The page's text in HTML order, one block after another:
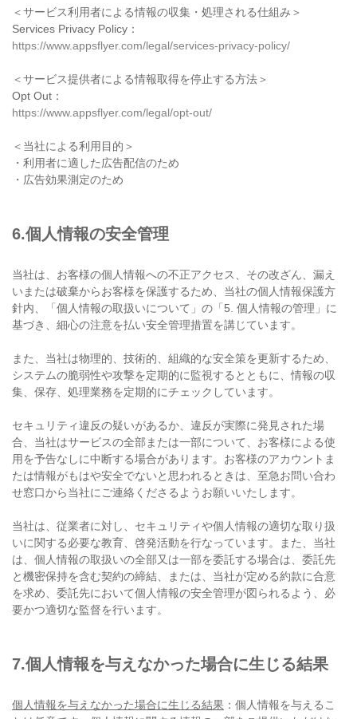
＜サービス利用者による情報の収集・処理される仕組み＞
Services Privacy Policy：
https://www.appsflyer.com/legal/services-privacy-policy/
＜サービス提供者による情報取得を停止する方法＞
Opt Out：
https://www.appsflyer.com/legal/opt-out/
＜当社による利用目的＞
・利用者に適した広告配信のため
・広告効果測定のため
6.個人情報の安全管理
当社は、お客様の個人情報への不正アクセス、その改ざん、漏え
いまたは破棄からお客様を保護するため、当社の個人情報保護方
針内、「個人情報の取扱いについて」の「5. 個人情報の管理」に
基づき、細心の注意を払い安全管理措置を講じています。
また、当社は物理的、技術的、組織的な安全策を更新するため、
システムの脆弱性や攻撃を定期的に監視するとともに、情報の収
集、保存、処理業務を定期的にチェックしています。
セキュリティ違反の疑いがあるか、違反が実際に発見された場
合、当社はサービスの全部または一部について、お客様による使
用を予告なしに中断する場合があります。お客様のアカウントま
たは情報がもはや安全でないと思われるときは、至急お問い合わ
せ窓口から当社にご連絡くださるようお願いいたします。
当社は、従業者に対し、セキュリティや個人情報の適切な取り扱
いに関する必要な教育、啓発活動を行なっています。また、当社
は、個人情報の取扱いの全部又は一部を委託する場合は、委託先
と機密保持を含む契約の締結、または、当社が定める約款に合意
を求め、委託先において個人情報の安全管理が図られるよう、必
要かつ適切な監督を行います。
7.個人情報を与えなかった場合に生じる結果
個⼈情報を与えなかった場合に生じる結果 ：個⼈情報を与えるこ